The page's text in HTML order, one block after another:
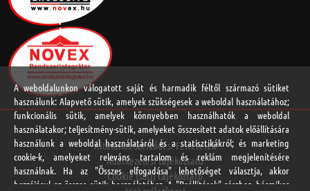
Általános Szerződési Feltételek
Adatkezelési tájékoztató
Cookie (süti) tájékoztató
A weboldalunkon válogatott saját és harmadik féltől származó sütiket
használunk: Alapvető sütik, amelyek szükségesek a weboldal használatához;
funkcionális sütik, amelyek könnyebben használhatók a weboldal
használatakor; teljesítmény-sütik, amelyeket összesített adatok előállítására
használunk a weboldal használatáról és a statisztikákról; és marketing
cookie-k, amelyeket releváns tartalom és reklám megjelenítésére
használnak. Ha az "Összes elfogadása" lehetőséget választja, akkor
hozzájárul az összes sütik használatához. A "Beállítások" részben bármikor